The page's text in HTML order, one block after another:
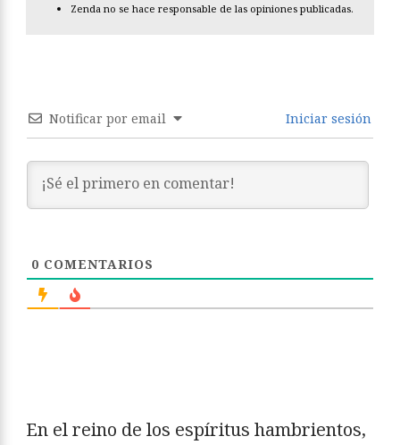
Zenda no se hace responsable de las opiniones publicadas.
Notificar por email Iniciar sesión
0 COMENTARIOS
En el reino de los espíritus hambrientos,